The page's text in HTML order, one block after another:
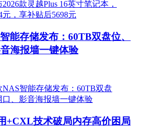
能存储发布：60TB双盘位、
海报墙一键体验
+CXL技术破局内存高价困局